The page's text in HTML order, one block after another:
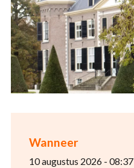
Wanneer
10 augustus 2026 - 08:37